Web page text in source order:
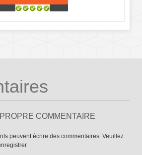
COMMENTAIRE
peuvent écrire des commentaires. Veuillez